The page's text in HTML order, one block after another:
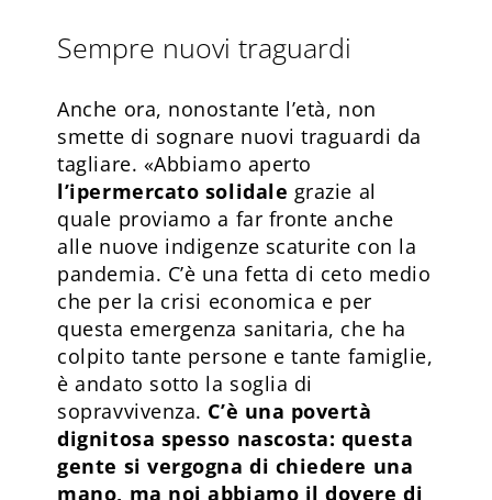
Sempre nuovi traguardi
Anche ora, nonostante l’età, non
smette di sognare nuovi traguardi da
tagliare. «Abbiamo aperto
l’ipermercato solidale grazie al
quale proviamo a far fronte anche
alle nuove indigenze scaturite con la
pandemia. C’è una fetta di ceto medio
che per la crisi economica e per
questa emergenza sanitaria, che ha
colpito tante persone e tante famiglie,
è andato sotto la soglia di
sopravvivenza. C’è una povertà
dignitosa spesso nascosta: questa
gente si vergogna di chiedere una
mano, ma noi abbiamo il dovere di